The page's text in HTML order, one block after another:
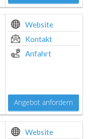
Website
Kontakt
Anfahrt
Angebot anfordern
Website